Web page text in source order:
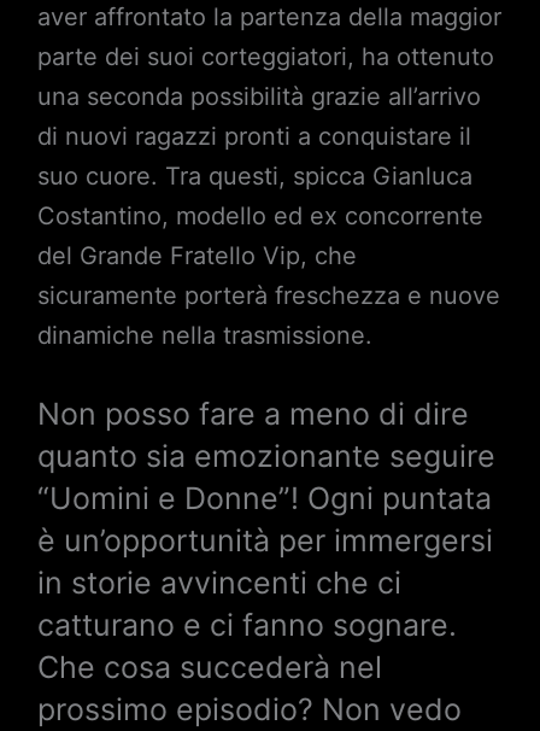
aver affrontato la partenza della maggior
parte dei suoi corteggiatori, ha ottenuto
una seconda possibilità grazie all’arrivo
di nuovi ragazzi pronti a conquistare il
suo cuore. Tra questi, spicca Gianluca
Costantino, modello ed ex concorrente
del Grande Fratello Vip, che
sicuramente porterà freschezza e nuove
dinamiche nella trasmissione.
Non posso fare a meno di dire
quanto sia emozionante seguire
“Uomini e Donne”! Ogni puntata
è un’opportunità per immergersi
in storie avvincenti che ci
catturano e ci fanno sognare.
Che cosa succederà nel
prossimo episodio? Non vedo